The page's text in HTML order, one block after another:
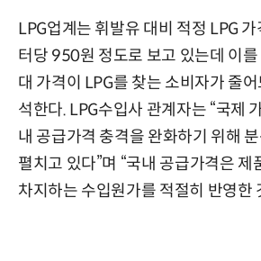
LPG업계는 휘발유 대비 적정 LPG
터당 950원 정도로 보고 있는데 이
대 가격이 LPG를 찾는 소비자가 줄
석한다. LPG수입사 관계자는 “국제
내 공급가격 충격을 완화하기 위해
펼치고 있다”며 “국내 공급가격은
차지하는 수입원가를 적절히 반영한